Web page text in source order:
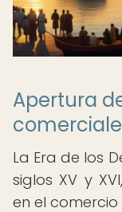
Apertura
La Era de los
siglos XV y
en el